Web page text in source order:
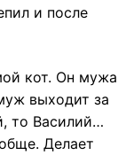
и после
кот. Он мужа
выходит за
то Василий…
Делает